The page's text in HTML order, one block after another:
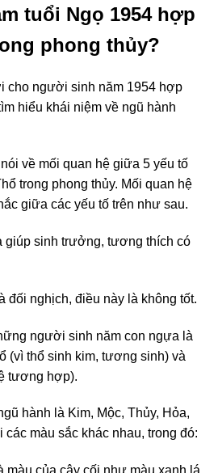
tuổi Ngọ 1954 hợp
phong thủy?
cho người sinh năm 1954 hợp
hiểu khái niệm về ngũ hành
về mối quan hệ giữa 5 yếu tố
trong phong thủy. Mối quan hệ
giữa các yếu tố trên như sau.
giúp sinh trưởng, tương thích có
đối nghịch, điều này là không tốt.
người sinh năm con ngựa là
(vì thổ sinh kim, tương sinh) và
tương hợp).
hành là Kim, Mộc, Thủy, Hỏa,
màu sắc khác nhau, trong đó: